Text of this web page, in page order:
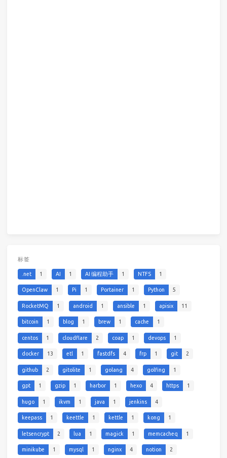
标签
.net 1 AI 1 AI 编程助手 1 NTFS 1
OpenClaw 1 Pi 1 Portainer 1 Python 5
RocketMQ 1 android 1 ansible 1 apisix 11
bitcoin 1 blog 1 brew 1 cache 1
centos 1 cloudflare 2 coap 1 devops 1
docker 13 etl 1 fastdfs 4 frp 1 git 2
github 2 gitolite 1 golang 4 golfing 1
gpt 1 gzip 1 harbor 1 hexo 4 https 1
hugo 1 ikvm 1 java 1 jenkins 4
keepass 1 keettle 1 kettle 1 kong 1
letsencrypt 2 lua 1 magick 1 memcacheq 1
minikube 1 mysql 1 nginx 4 notion 2